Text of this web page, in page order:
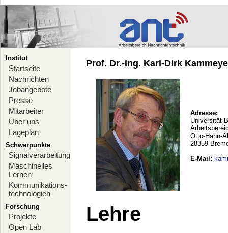
Institut
Startseite
Nachrichten
Jobangebote
Presse
Mitarbeiter
Über uns
Lageplan
Schwerpunkte
Signalverarbeitung
Maschinelles
Lernen
Kommunikations-
technologien
Forschung
Projekte
Open Lab
Prof. Dr.-Ing. Karl-Dirk
Adresse:
Universität
Otto-Hahn-
28359
E-Mail :
Lehre